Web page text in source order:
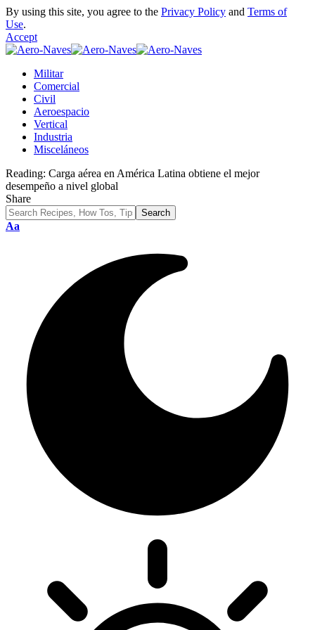
By using this site, you agree to the Privacy Policy and Terms of
Use.
Accept
Militar
Comercial
Civil
Aeroespacio
Vertical
Industria
Misceláneos
Reading: Carga aérea en América Latina obtiene el mejor
desempeño a nivel global
Share
Font
Aa